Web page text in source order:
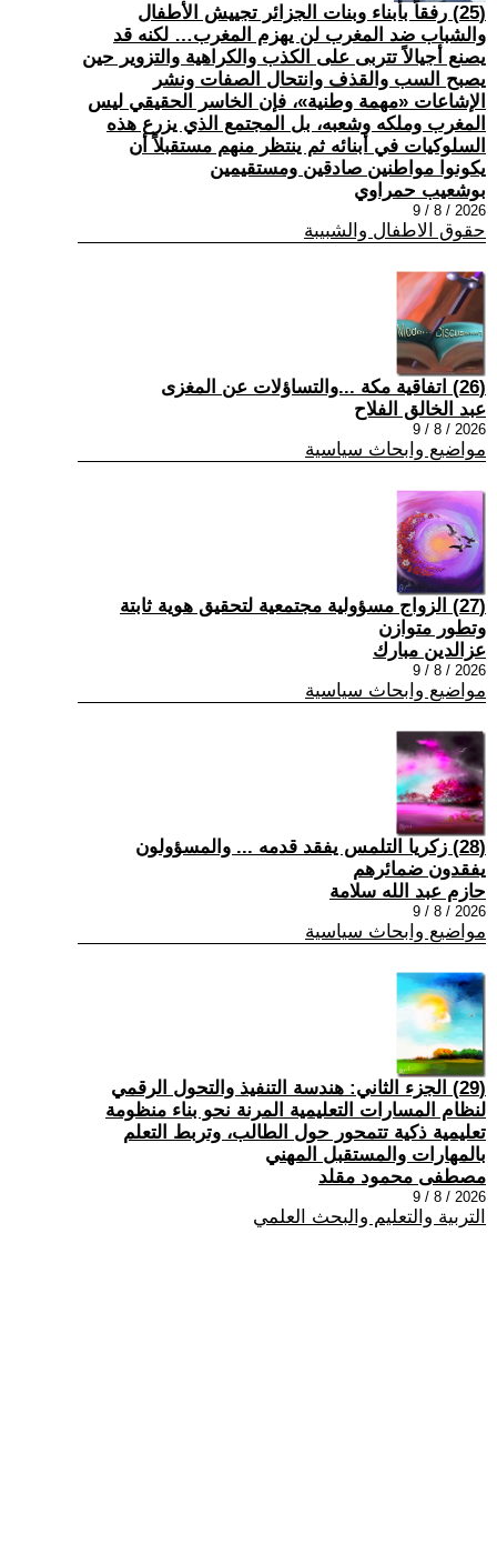
(25) رفقاً بأبناء وبنات الجزائر تجييش الأطفال
والشباب ضد المغرب لن يهزم المغرب… لكنه قد
يصنع أجيالاً تتربى على الكذب والكراهية والتزوير حين
يصبح السب والقذف وانتحال الصفات ونشر
الإشاعات «مهمة وطنية»، فإن الخاسر الحقيقي ليس
المغرب وملكه وشعبه، بل المجتمع الذي يزرع هذه
السلوكيات في أبنائه ثم ينتظر منهم مستقبلاً أن
يكونوا مواطنين صادقين ومستقيمين
بوشعيب حمراوي
2026 / 8 / 9
حقوق الاطفال والشبيبة
(26) اتفاقية مكة ...والتساؤلات عن المغزى
عبد الخالق الفلاح
2026 / 8 / 9
مواضيع وابحاث سياسية
(27) الزواج مسؤولية مجتمعية لتحقيق هوية ثابتة
وتطور متوازن
عزالدين مبارك
2026 / 8 / 9
مواضيع وابحاث سياسية
(28) زكريا التلمس يفقد قدمه ... والمسؤولون
يفقدون ضمائرهم
حازم عبد الله سلامة
2026 / 8 / 9
مواضيع وابحاث سياسية
(29) الجزء الثاني: هندسة التنفيذ والتحول الرقمي
لنظام المسارات التعليمية المرنة نحو بناء منظومة
تعليمية ذكية تتمحور حول الطالب، وتربط التعلم
بالمهارات والمستقبل المهني
مصطفى محمود مقلد
2026 / 8 / 9
التربية والتعليم والبحث العلمي